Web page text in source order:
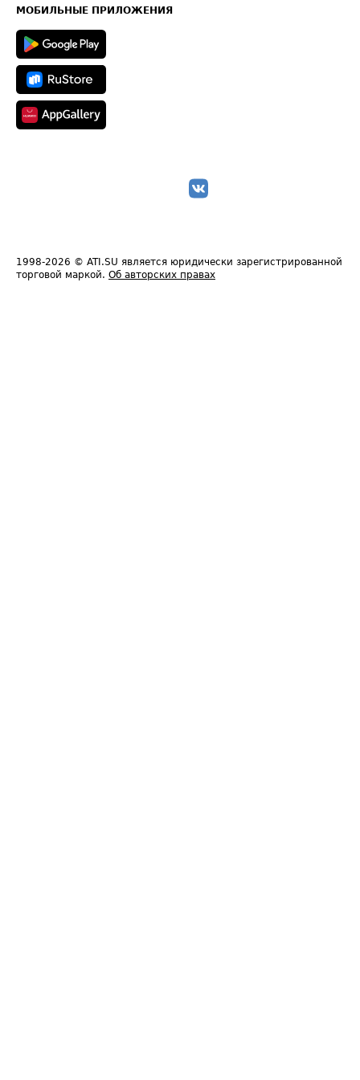
Техническая информация
МОБИЛЬНЫЕ ПРИЛОЖЕНИЯ
1998-2026 © ATI.SU является юридически зарегистрированной
торговой маркой. Об авторских правах